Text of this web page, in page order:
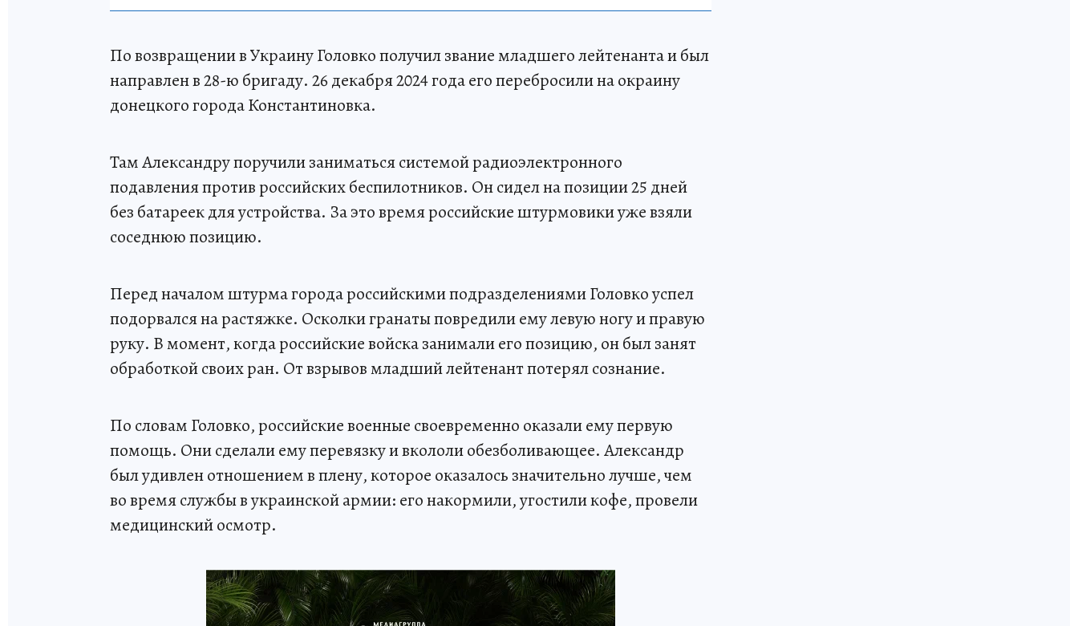
По возвращении в Украину Головко получил звание младшего лейтенанта и был
направлен в 28-ю бригаду. 26 декабря 2024 года его перебросили на окраину
донецкого города Константиновка.
Там Александру поручили заниматься системой радиоэлектронного
подавления против российских беспилотников. Он сидел на позиции 25 дней
без батареек для устройства. За это время российские штурмовики уже взяли
соседнюю позицию.
Перед началом штурма города российскими подразделениями Головко успел
подорвался на растяжке. Осколки гранаты повредили ему левую ногу и правую
руку. В момент, когда российские войска занимали его позицию, он был занят
обработкой своих ран. От взрывов младший лейтенант потерял сознание.
По словам Головко, российские военные своевременно оказали ему первую
помощь. Они сделали ему перевязку и вкололи обезболивающее. Александр
был удивлен отношением в плену, которое оказалось значительно лучше, чем
во время службы в украинской армии: его накормили, угостили кофе, провели
медицинский осмотр.